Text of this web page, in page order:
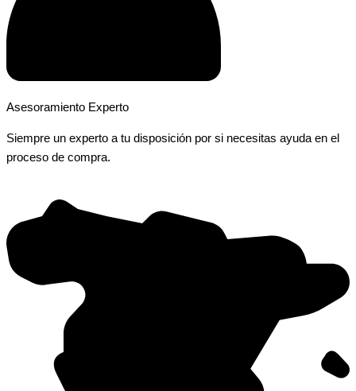
Asesoramiento Experto
Siempre un experto a tu disposición por si necesitas ayuda en el
proceso de compra.